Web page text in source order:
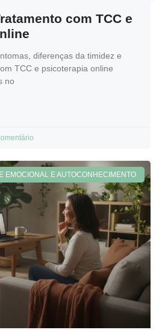
com TCC e
diferenças da timidez e
TCC e psicoterapia online
no
EMOCIONAL E AUTOCONHECIMENTO